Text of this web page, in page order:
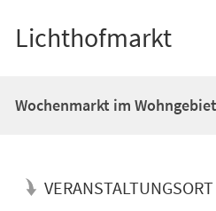
Lichthofmarkt
Wochenmarkt im
VERANSTALTUNGSORT